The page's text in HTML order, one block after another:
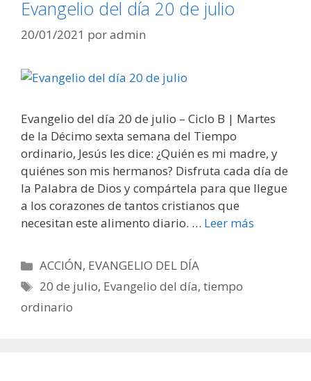
Evangelio del día 20 de julio
20/01/2021 poradmin
Evangelio del día 20 de julio – Ciclo B | Martes
de la Décimo sexta semana del Tiempo
ordinario, Jesús les dice: ¿Quién es mi madre, y
quiénes son mis hermanos? Disfruta cada día de
la Palabra de Dios y compártela para que llegue
a los corazones de tantos cristianos que
necesitan este alimento diario. … Leer más
Categorías
ACCIÓN, EVANGELIO DEL DÍA
Etiquetas
20 de julio, Evangelio del día,tiempo
ordinario